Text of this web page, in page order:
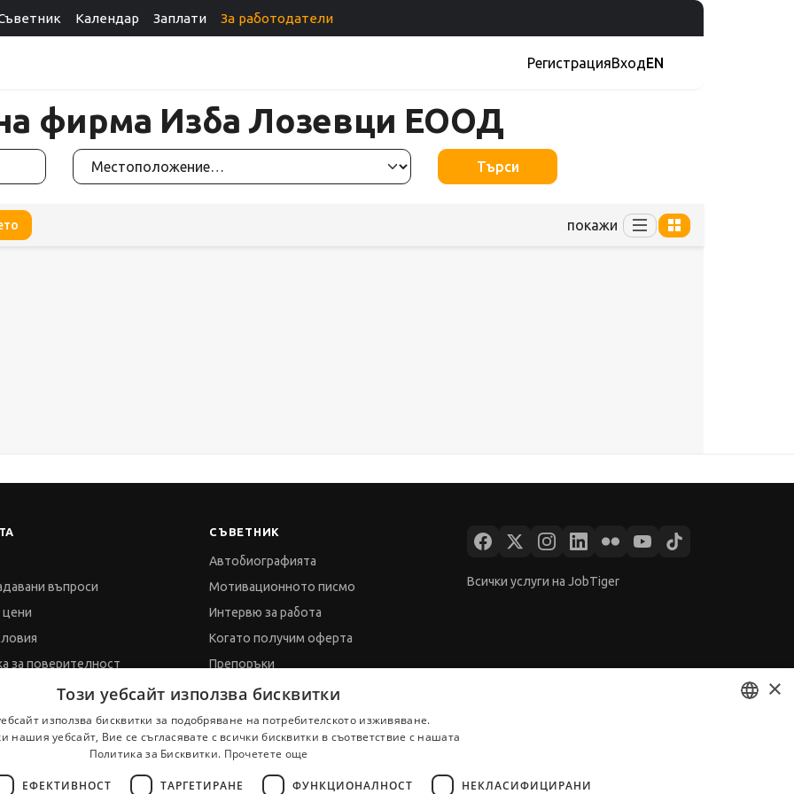
Календар Заплати За работодатели
РегистрацияВходEN
фирма Изба Лозевци ЕООД
Търси
покажи
въпроси
цени
за поверителност
за бисквитките
на данни
СЪВЕТНИК
Автобиографията
Мотивационното писмо
Интервю за работа
Когато получим оферта
Препоръки
Vihra AI
За новодошли
Всички услуги на JobTiger
×
Този уебсайт използва бисквитки
използва бисквитки за подобряване на потребителското изживяване.
нашия уебсайт, Вие се съгласявате с всички бисквитки в съответствие с нашата
Политика за Бисквитки. Прочетете още
ЕФЕКТИВНОСТ ТАРГЕТИРАНЕ ФУНКЦИОНАЛНОСТ НЕКЛАСИФИЦИРАНИ